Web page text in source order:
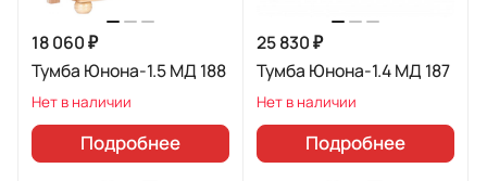
18 060 ₽
Тумба Юнона-1.5 МД 188
Нет в наличии
Подробнее
25 830 ₽
Тумба Юнона-1.4 МД 187
Нет в наличии
Подробнее